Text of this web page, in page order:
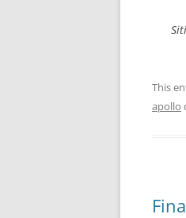
This
apollo